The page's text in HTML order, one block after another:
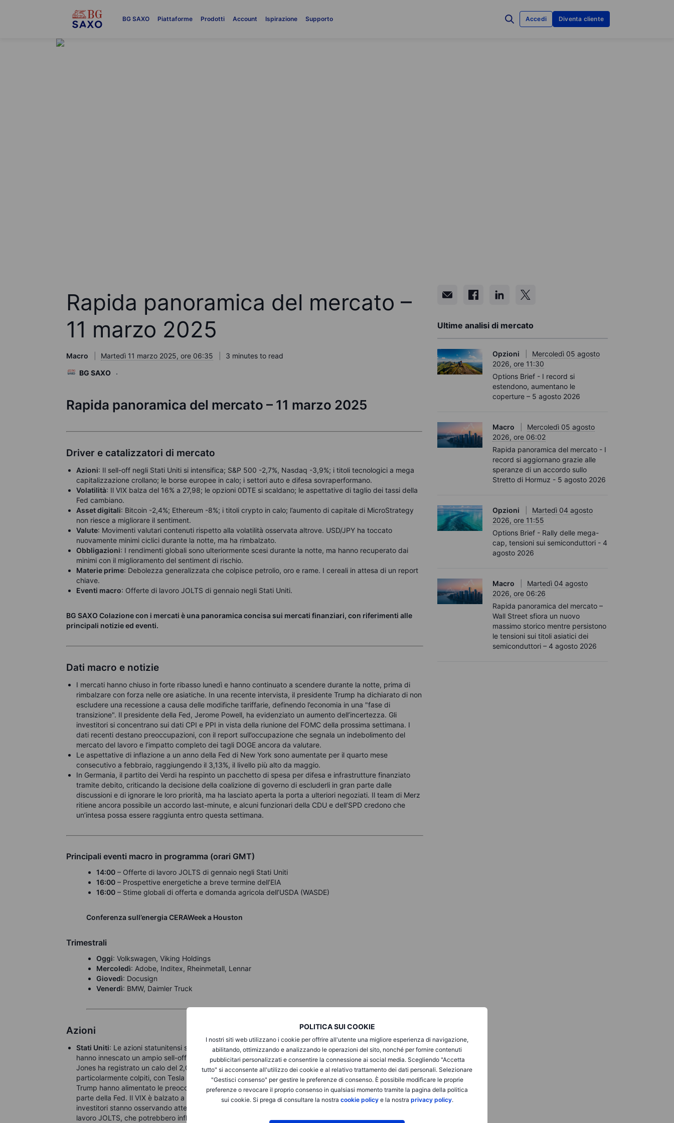
BG SAXO Piattaforme Prodotti Account Ispirazione Supporto Accedi Diventa cliente
POLITICA SUI COOKIE
I nostri siti web utilizzano i cookie per offrire all'utente una migliore esperienza di navigazione,
abilitando, ottimizzando e analizzando le operazioni del sito, nonché per fornire contenuti
pubblicitari personalizzati e consentire la connessione ai social media. Scegliendo "Accetta
tutto" si acconsente all'utilizzo dei cookie e al relativo trattamento dei dati personali. Selezionare
"Gestisci consenso" per gestire le preferenze di consenso. È possibile modificare le proprie
preferenze o revocare il proprio consenso in qualsiasi momento tramite la pagina della politica
sui cookie. Si prega di consultare la nostra cookie policye la nostra privacy policy.
Rapida panoramica del mercato –
11 marzo 2025
Macro Martedì 11 marzo 2025, ore 06:35
3 minutes to read
BG SAXO
Rapida panoramica del mercato – 11 marzo 2025
Driver e catalizzatori di mercato
Azioni: Il sell-off negli Stati Uniti si intensifica; S&P 500 -2,7%, Nasdaq -3,9%; i titoli tecnologici a mega
capitalizzazione crollano; le borse europee in calo; i settori auto e difesa sovraperformano.
Volatilità: Il VIX balza del 16% a 27,98; le opzioni 0DTE si scaldano; le aspettative di taglio dei tassi della
Fed cambiano.
Asset digitali: Bitcoin -2,4%; Ethereum -8%; i titoli crypto in calo; l’aumento di capitale di MicroStrategy
non riesce a migliorare il sentiment.
Valute: Movimenti valutari contenuti rispetto alla volatilità osservata altrove. USD/JPY ha toccato
nuovamente minimi ciclici durante la notte, ma ha rimbalzato.
Obbligazioni: I rendimenti globali sono ulteriormente scesi durante la notte, ma hanno recuperato dai
minimi con il miglioramento del sentiment di rischio.
Materie prime: Debolezza generalizzata che colpisce petrolio, oro e rame. I cereali in attesa di un report
chiave.
Eventi macro: Offerte di lavoro JOLTS di gennaio negli Stati Uniti.
BG SAXO Colazione con i mercati è una panoramica concisa sui mercati finanziari, con riferimenti alle
principali notizie ed eventi.
Dati macro e notizie
I mercati hanno chiuso in forte ribasso lunedì e hanno continuato a scendere durante la notte, prima di
rimbalzare con forza nelle ore asiatiche. In una recente intervista, il presidente Trump ha dichiarato di non
escludere una recessione a causa delle modifiche tariffarie, definendo l’economia in una "fase di
transizione". Il presidente della Fed, Jerome Powell, ha evidenziato un aumento dell’incertezza. Gli
investitori si concentrano sui dati CPI e PPI in vista della riunione del FOMC della prossima settimana. I
dati recenti destano preoccupazioni, con il report sull’occupazione che segnala un indebolimento del
mercato del lavoro e l’impatto completo dei tagli DOGE ancora da valutare.
Le aspettative di inflazione a un anno della Fed di New York sono aumentate per il quarto mese
consecutivo a febbraio, raggiungendo il 3,13%, il livello più alto da maggio.
In Germania, il partito dei Verdi ha respinto un pacchetto di spesa per difesa e infrastrutture finanziato
tramite debito, criticando la decisione della coalizione di governo di escluderli in gran parte dalle
discussioni e di ignorare le loro priorità, ma ha lasciato aperta la porta a ulteriori negoziati. Il team di Merz
ritiene ancora possibile un accordo last-minute, e alcuni funzionari della CDU e dell’SPD credono che
un’intesa possa essere raggiunta entro questa settimana.
Principali eventi macro in programma (orari GMT)
14:00 – Offerte di lavoro JOLTS di gennaio negli Stati Uniti
16:00 – Prospettive energetiche a breve termine dell’EIA
16:00 – Stime globali di offerta e domanda agricola dell’USDA (WASDE)
Conferenza sull’energia CERAWeek a Houston
Trimestrali
Oggi: Volkswagen, Viking Holdings
Mercoledì: Adobe, Inditex, Rheinmetall, Lennar
Giovedì: Docusign
Venerdì: BMW, Daimler Truck
Azioni
Stati Uniti: Le azioni statunitensi sono crollate lunedì, con i timori di guerra commerciale e recessione che
hanno innescato un ampio sell-off. L’S&P 500 è sceso del 2,7%, il Nasdaq 100 ha perso il 3,9% e il Dow
Jones ha registrato un calo del 2,08%. I titoli tecnologici a mega capitalizzazione sono stati
particolarmente colpiti, con Tesla (-15,4%), Nvidia (-5,1%) e Meta (-4,4%) in forte ribasso. I nuovi dazi di
Trump hanno alimentato le preoccupazioni sull’inflazione, complicando le prospettive di taglio dei tassi da
parte della Fed. Il VIX è balzato a 27,98 (+16,2%), segnalando un aumento dell’ansia sui mercati. Gli
investitori stanno osservando attentamente i prossimi dati sull’inflazione negli Stati Uniti e le offerte di
lavoro JOLTS, che potrebbero influenzare le aspettative sulla politica della Fed.
Ultime analisi di mercato
Opzioni
Mercoledì 05 agosto
2026, ore 11:30
Options Brief - I record si
estendono, aumentano le
coperture – 5 agosto 2026
Macro
Mercoledì 05 agosto
2026, ore 06:02
Rapida panoramica del mercato - I
record si aggiornano grazie alle
speranze di un accordo sullo
Stretto di Hormuz - 5 agosto 2026
Opzioni
Martedì 04 agosto
2026, ore 11:55
Options Brief - Rally delle mega-
cap, tensioni sui semiconduttori - 4
agosto 2026
Macro
Martedì 04 agosto
2026, ore 06:26
Rapida panoramica del mercato –
Wall Street sfiora un nuovo
massimo storico mentre persistono
le tensioni sui titoli asiatici dei
semiconduttori – 4 agosto 2026